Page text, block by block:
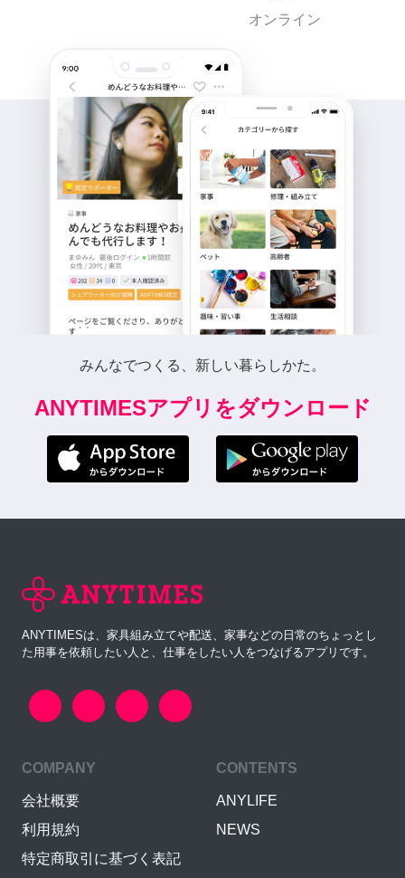
オンライン
みんなでつくる、新しい暮らしかた。
ANYTIMESアプリをダウンロード
ANYTIMESは、家具組み立てや配送、家事などの日常のちょっとし
た用事を依頼したい人と、仕事をしたい人をつなげるアプリです。
COMPANY
会社概要
利用規約
特定商取引に基づく表記
CONTENTS
ANYLIFE
NEWS